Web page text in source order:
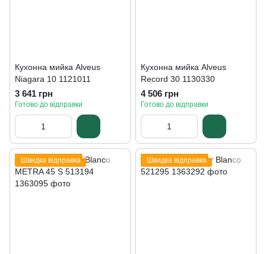
Кухонна мийка Alveus
Niagara 10 1121011
3 641 грн
Готово до відправки
Кухонна мийка Alveus
Record 30 1130330
4 506 грн
Готово до відправки
Швидка відправка Швидка відправка